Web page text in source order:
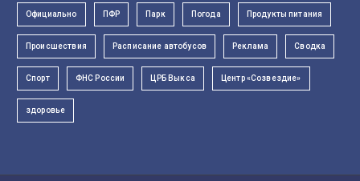
Официально ПФР Парк Погода Продукты питания
Происшествия Расписание автобусов Реклама Сводка
Спорт ФНС России ЦРБ Выкса Центр «Созвездие»
здоровье